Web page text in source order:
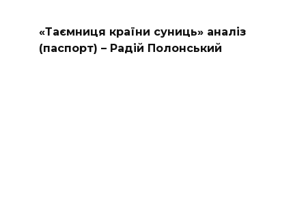
«Таємниця країни суниць» аналіз
(паспорт) – Радій Полонський